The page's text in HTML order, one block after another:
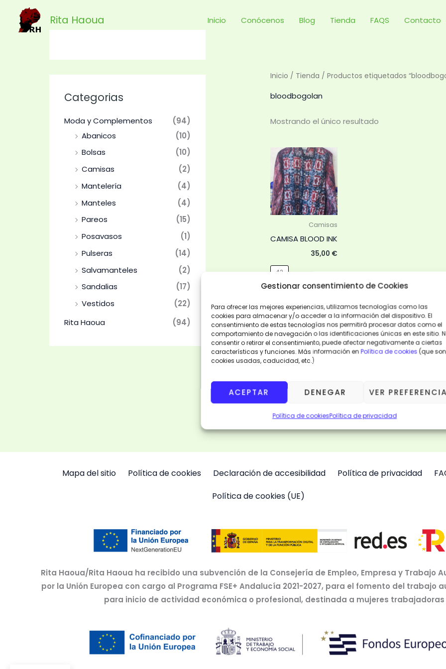
Gestionar consentimiento de Cookies
Para ofrecer las mejores experiencias, utilizamos tecnologías como las
cookies para almacenar y/o acceder a la información del dispositivo. El
consentimiento de estas tecnologías nos permitirá procesar datos como el
comportamiento de navegación o las identificaciones únicas en este sitio.
consentir o retirar el consentimiento, puede afectar negativamente a ciertas
características y funciones. Más información en Política de cookies (que
cookies usadas, caducidad, etc.)
ACEPTAR DENEGAR VER
Política de cookiesPolítica de privacidad
contenido
Rita Haoua Inicio Conócenos Blog Tienda FAQS Contacto
Categorias
Moda y Complementos
(94)
Abanicos
(10)
Bolsas
(10)
Camisas
(2)
Mantelería
(4)
Manteles
(4)
Pareos
(15)
Posavasos
(1)
Pulseras
(14)
Salvamanteles
(2)
Sandalias
(17)
Vestidos
(22)
Rita Haoua
(94)
Inicio / Tienda / Productos etiquetados
bloodbogolan
Mostrando el único resultado
Camisas
CAMISA BLOOD INK
35,00 €
42
AL
CARRITO
múltiples
variantes.
elegir
en
página
de
producto
VISTA
RÁPIDA
Mapa del sitio Política de cookies Declaración de accesibilidad Política de privacidad
Política de cookies (UE)
Rita Haoua/Rita Haoua ha recibido una subvención de la Consejería de Empleo, Empresa y
por la Unión Europea con cargo al Programa FSE+ Andalucía 2021-2027, para el fomento del trabajo
para inicio de actividad económica o profesional, destinada a mujeres